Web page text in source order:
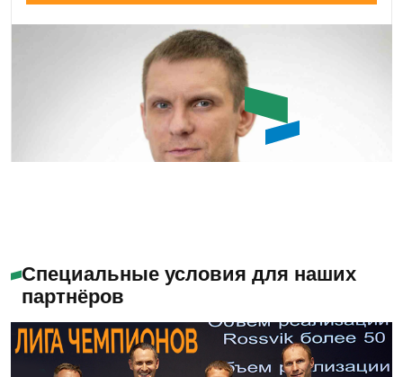
Помогу с выбором
Специальные условия для наших
партнёров